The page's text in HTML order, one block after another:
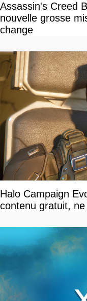
Assassin's Creed
nouvelle grosse
change
Halo Campaign
contenu gratuit,